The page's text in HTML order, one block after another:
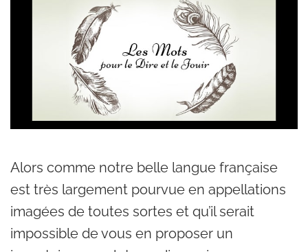
Alors comme notre belle langue française
est très largement pourvue en appellations
imagées de toutes sortes et qu’il serait
impossible de vous en proposer un